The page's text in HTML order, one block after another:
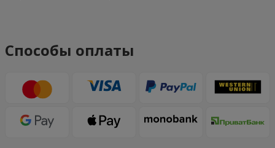
Способы оплаты